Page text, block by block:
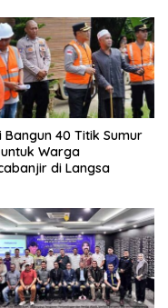
Bangun 40 Titik Sumur
Warga
di Langsa